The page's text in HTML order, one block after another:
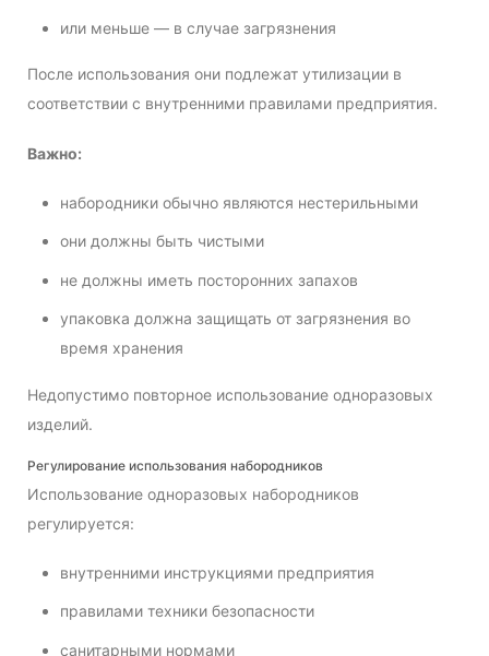
или меньше — в случае загрязнения
После использования они подлежат утилизации в
соответствии с внутренними правилами предприятия.
Важно:
набородники обычно являются нестерильными
они должны быть чистыми
не должны иметь посторонних запахов
упаковка должна защищать от загрязнения во
время хранения
Недопустимо повторное использование одноразовых
изделий.
Регулирование использования набородников
Использование одноразовых набородников
регулируется:
внутренними инструкциями предприятия
правилами техники безопасности
санитарными нормами